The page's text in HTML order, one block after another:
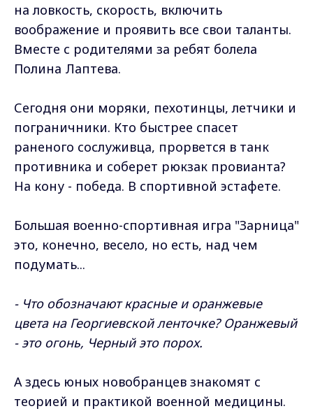
на ловкость, скорость, включить
воображение и проявить все свои таланты.
Вместе с родителями за ребят болела
Полина Лаптева.
Сегодня они моряки, пехотинцы, летчики и
пограничники. Кто быстрее спасет
раненого сослуживца, прорвется в танк
противника и соберет рюкзак провианта?
На кону - победа. В спортивной эстафете.
Большая военно-спортивная игра "Зарница"
это, конечно, весело, но есть, над чем
подумать...
- Что обозначают красные и оранжевые
цвета на Георгиевской ленточке? Оранжевый
- это огонь, Черный это порох.
А здесь юных новобранцев знакомят с
теорией и практикой военной медицины.